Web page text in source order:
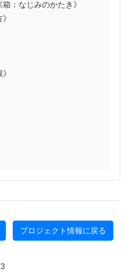
みのかたき》
プロジェクト情報に戻る